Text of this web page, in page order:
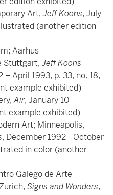
Art,Jeff Koons, July
(another edition
Aarhus
Stuttgart,Jeff Koons
– April 1993, p. 33, no. 18,
example exhibited)
Air, January 10 -
example exhibited)
Art; Minneapolis,
, December 1992 - October
in color (another
Galego de Arte
Signs and Wonders,